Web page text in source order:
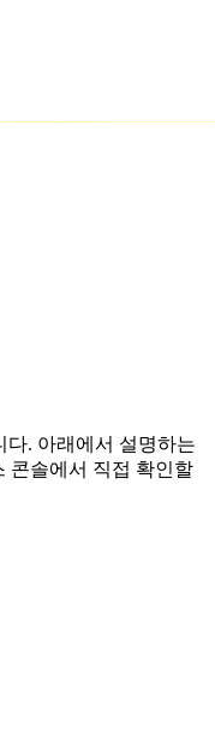
다. 아래에서 설명하는
콘솔에서 직접 확인할